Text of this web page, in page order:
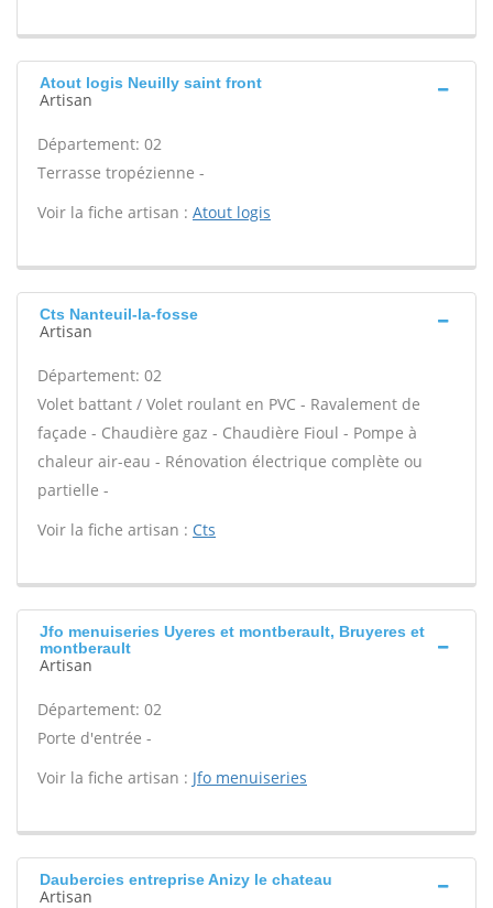
Atout logis Neuilly saint front
Artisan
Département: 02
Terrasse tropézienne -
Voir la fiche artisan : Atout logis
Cts Nanteuil-la-fosse
Artisan
Département: 02
Volet battant / Volet roulant en PVC - Ravalement de
façade - Chaudière gaz - Chaudière Fioul - Pompe à
chaleur air-eau - Rénovation électrique complète ou
partielle -
Voir la fiche artisan : Cts
Jfo menuiseries Uyeres et montberault, Bruyeres et
montberault
Artisan
Département: 02
Porte d'entrée -
Voir la fiche artisan : Jfo menuiseries
Daubercies entreprise Anizy le chateau
Artisan